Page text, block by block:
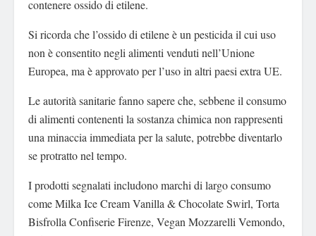
contenere ossido di etilene.
Si ricorda che l’ossido di etilene è un pesticida il cui uso
non è consentito negli alimenti venduti nell’Unione
Europea, ma è approvato per l’uso in altri paesi extra UE.
Le autorità sanitarie fanno sapere che, sebbene il consumo
di alimenti contenenti la sostanza chimica non rappresenti
una minaccia immediata per la salute, potrebbe diventarlo
se protratto nel tempo.
I prodotti segnalati includono marchi di largo consumo
come Milka Ice Cream Vanilla & Chocolate Swirl, Torta
Bisfrolla Confiserie Firenze, Vegan Mozzarelli Vemondo,